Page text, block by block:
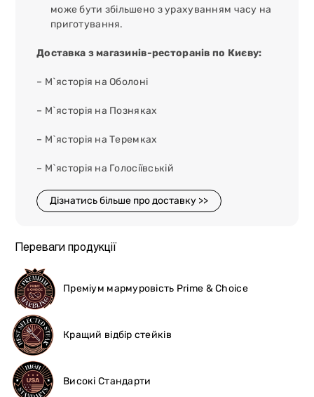
може бути збільшено з урахуванням часу на
приготування.
Доставка з магазинів-ресторанів по Києву:
– М`ясторія на Оболоні
– М`ясторія на Позняках
– М`ясторія на Теремках
– М`ясторія на Голосіївській
Дізнатись більше про доставку >>
Переваги продукції
Преміум мармуровість Prime & Choice
Кращий відбір стейків
Високі Стандарти